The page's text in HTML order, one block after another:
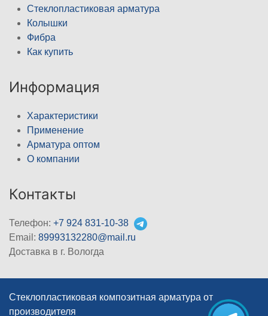
Стеклопластиковая арматура
Колышки
Фибра
Как купить
Информация
Характеристики
Применение
Арматура оптом
О компании
Контакты
Телефон: +7 924 831-10-38
Email: 89993132280@mail.ru
Доставка в г. Вологда
Стеклопластиковая композитная арматура от
производителя